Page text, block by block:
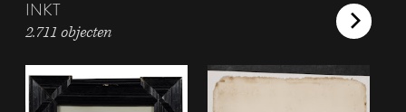
INKT
2.711 objecten